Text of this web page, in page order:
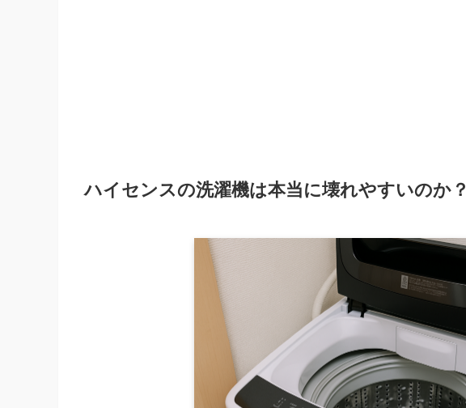
ハイセンスの洗濯機は本当に壊れやすいのか？